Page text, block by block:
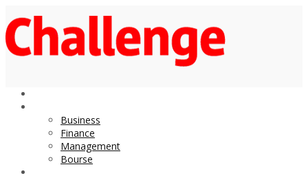
Business
Finance
Management
Bourse